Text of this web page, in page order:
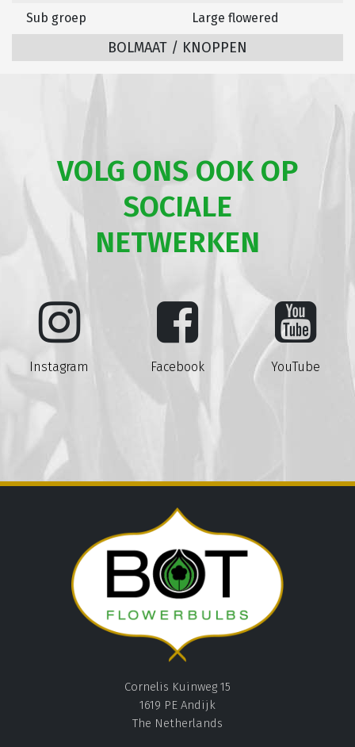
Sub groep
Large flowered
BOLMAAT / KNOPPEN
VOLG ONS OOK OP
SOCIALE
NETWERKEN
Instagram Facebook YouTube
Cornelis Kuinweg 15
1619 PE Andijk
The Netherlands